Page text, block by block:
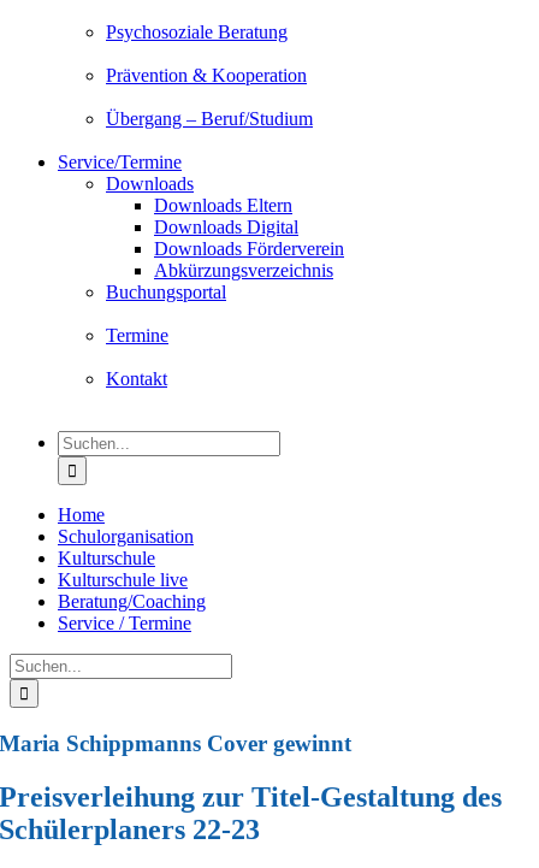
Psychosoziale Beratung
Prävention & Kooperation
Übergang – Beruf/Studium
Service/Termine
Downloads
Downloads Eltern
Downloads Digital
Downloads Förderverein
Abkürzungsverzeichnis
Buchungsportal
Termine
Kontakt
Suche
nach:
Home
Schulorganisation
Kulturschule
Kulturschule live
Beratung/Coaching
Service / Termine
Suche
nach:
Maria Schippmanns Cover gewinnt
Preisverleihung zur Titel-Gestaltung des
Schülerplaners 22-23